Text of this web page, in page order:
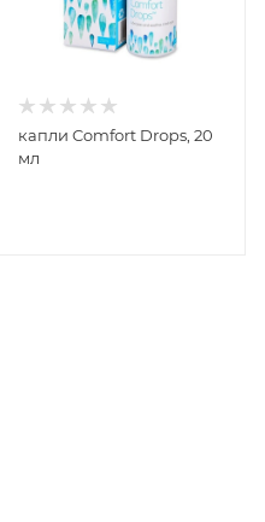
капли Comfort Drops, 20
мл